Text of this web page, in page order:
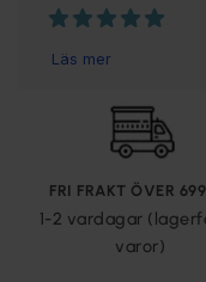
FRI FRAKT ÖVER
1-2 vardagar
varor)